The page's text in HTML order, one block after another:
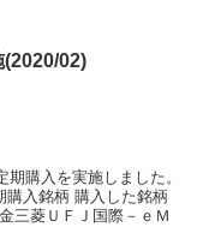
(2020/02)
購入を実施しました。
購入銘柄 購入した銘柄
三菱ＵＦＪ国際－ｅＭ